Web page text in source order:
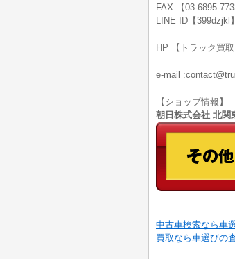
FAX 【03-6895-
LINE ID【399dzjkl】
HP 【トラック買
e-mail
【ショップ情報】
朝日株式会社 北
中古車検索なら車
買取なら車選びの